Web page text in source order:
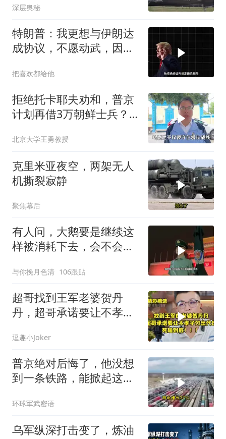
深层奥秘
特朗普：我更想与伊朗达
成协议，不愿动武，因为
把喜欢都给他
拒绝托卡耶夫劝和，普京
计划再借3万朝鲜士兵？
北京大学王勇教授
克里米亚夜空，两架无人
机撕裂寂静
聚焦幕后
有人问，大鹅要是继续这
样被消耗下去，会不会灭
与你挽月色清 106跟贴
超哥找到王军老婆贺丹
丹，超哥承诺要让不孝子
逗趣小Joker
普京绝对后悔了，他没想
到一条铁路，能掀起这么
改写
环球军武密语
乌军纵深打击变了，炼油